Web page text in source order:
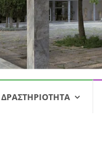
ΔΡΑΣΤΗΡΙΌΤΗΤΑ